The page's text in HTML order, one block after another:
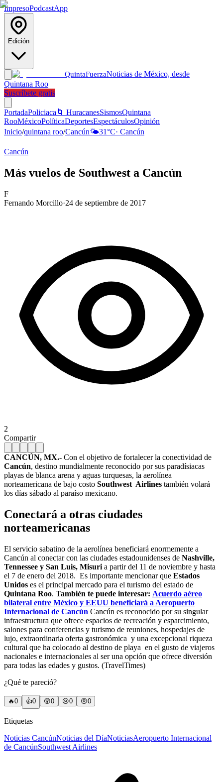
ImpresoPodcastApp
Edición
QuintaFuerzaNoticias de México, desde
Quintana Roo
Suscríbete gratis
PortadaPoliciaca 🌀 HuracanesSismosQuintana
RooMéxicoPolíticaDeportesEspectáculosOpinión
Inicio/quintana roo/Cancún🌤️31°C· Cancún
Cancún
Más vuelos de Southwest a Cancún
F
Fernando Morcillo·24 de septiembre de 2017
2
Compartir
CANCÚN, MX.- Con el objetivo de fortalecer la conectividad de
Cancún, destino mundialmente reconocido por sus paradísiacas
playas de blanca arena y aguas turquesas, la aerolínea
norteamericana de bajo costo Southwest Airlines también volará
los días sábado al paraíso mexicano.
Conectará a otras ciudades
norteamericanas
El servicio sabatino de la aerolínea beneficiará enormemente a
Cancún al conectar con las ciudades estadounidenses de Nashville,
Tennessee y San Luis, Misuri a partir del 11 de noviembre y hasta
el 7 de enero del 2018. Es importante mencionar que Estados
Unidos es el principal mercado para el turismo del estado de
Quintana Roo. También te puede interesar: Acuerdo aéreo
bilateral entre México y EEUU beneficiará a Aeropuerto
Internacional de Cancún Cancún es reconocido por su singular
infraestructura que ofrece espacios de recreación y esparcimiento,
salones para conferencias y turismo de reuniones, hospedajes de
lujo, extraordinaria oferta gastronómica y una excepcional riqueza
cultural que ha colocado al destino de playa en el gusto de viajeros
nacionales e internacionales al ser una opción que ofrece diversión
para todas las edades y gustos. (TravelTimes)
¿Qué te pareció?
🔥0 👍0 😲0 😢0 😠0
Etiquetas
Noticias CancúnNoticias del DíaNoticiasAeropuerto Internacional
de CancúnSouthwest Airlines